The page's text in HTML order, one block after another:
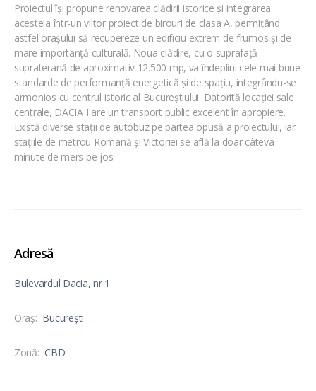
Proiectul își propune renovarea clădirii istorice și integrarea
acesteia într-un viitor proiect de birouri de clasa A, permițând
astfel orașului să recupereze un edificiu extrem de frumos și de
mare importanță culturală. Noua clădire, cu o suprafață
supraterană de aproximativ 12.500 mp, va îndeplini cele mai bune
standarde de performanță energetică și de spațiu, integrându-se
armonios cu centrul istoric al Bucureștiului. Datorită locației sale
centrale, DACIA I are un transport public excelent în apropiere.
Există diverse stații de autobuz pe partea opusă a proiectului, iar
stațiile de metrou Romană și Victoriei se află la doar câteva
minute de mers pe jos.
Adresă
Bulevardul Dacia, nr 1
Oraş: București
Zonă: CBD